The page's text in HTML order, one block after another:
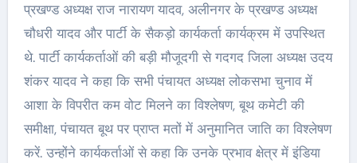
प्रखण्ड अध्यक्ष राज नारायण यादव, अलीनगर के प्रखण्ड अध्यक्ष
चौधरी यादव और पार्टी के सैकड़ो कार्यकर्ता कार्यक्रम में उपस्थित
थे. पार्टी कार्यकर्ताओं की बड़ी मौजूदगी से गदगद जिला अध्यक्ष उदय
शंकर यादव ने कहा कि सभी पंचायत अध्यक्ष लोकसभा चुनाव में
आशा के विपरीत कम वोट मिलने का विश्लेषण, बूथ कमेटी की
समीक्षा, पंचायत बूथ पर प्राप्त मतों में अनुमानित जाति का विश्लेषण
करें. उन्होंने कार्यकर्ताओं से कहा कि उनके प्रभाव क्षेत्र में इंडिया